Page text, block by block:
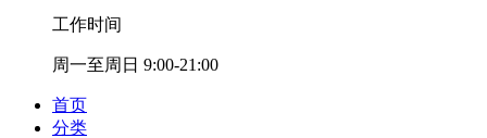
工作时间
周一至周日 9:00-21:00
首页
分类